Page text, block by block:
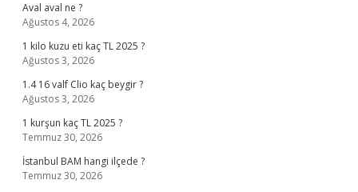
Aval aval ne ?
Ağustos 4, 2026
1 kilo kuzu eti kaç TL 2025 ?
Ağustos 3, 2026
1.4 16 valf Clio kaç beygir ?
Ağustos 3, 2026
1 kurşun kaç TL 2025 ?
Temmuz 30, 2026
İstanbul BAM hangi ilçede ?
Temmuz 30, 2026